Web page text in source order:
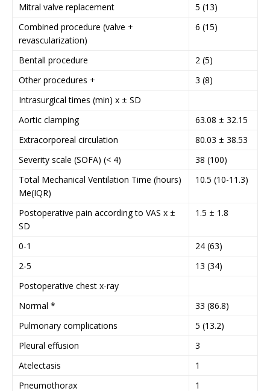
Mitral valve replacement
5 (13)
Combined procedure (valve +
revascularization)
6 (15)
Bentall procedure
2 (5)
Other procedures +
3 (8)
Intrasurgical times (min) x ± SD
Aortic clamping
63.08 ± 32.15
Extracorporeal circulation
80.03 ± 38.53
Severity scale (SOFA) (< 4)
38 (100)
Total Mechanical Ventilation Time (hours)
Me(IQR)
10.5 (10-11.3)
Postoperative pain according to VAS x ±
SD
1.5 ± 1.8
0-1
24 (63)
2-5
13 (34)
Postoperative chest x-ray
Normal *
33 (86.8)
Pulmonary complications
5 (13.2)
Pleural effusion
3
Atelectasis
1
Pneumothorax
1